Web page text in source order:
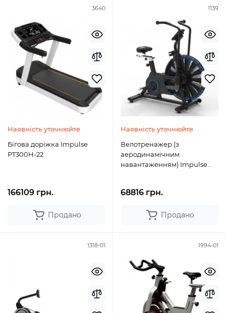
3640
Наявність уточнюйте
Бігова доріжка Impulse
PT300H-22
166109 грн.
Продано
1139
Наявність уточнюйте
Велотренажер (з
аеродинамічним
навантаженням) Impulse
68816 грн.
Продано
1318-01 1994-01